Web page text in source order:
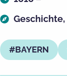
Geschichte,
BAYERN